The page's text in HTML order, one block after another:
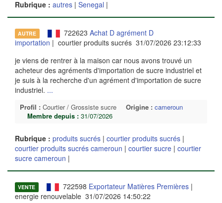
Rubrique : autres | Senegal |
AUTRE 722623 Achat D agrément D
importation | courtier produits sucrés 31/07/2026 23:12:33
je viens de rentrer à la maison car nous avons trouvé un
acheteur des agréments d'importation de sucre industriel et
je suis à la recherche d'un agrément d'importation de sucre
industriel. ...
Profil : Courtier / Grossiste sucre Origine : cameroun
Membre depuis : 31/07/2026
Rubrique : produits sucrés | courtier produits sucrés |
courtier produits sucrés cameroun | courtier sucre | courtier
sucre cameroun |
VENTE 722598 Exportateur Matières Premières|
energie renouvelable 31/07/2026 14:50:22